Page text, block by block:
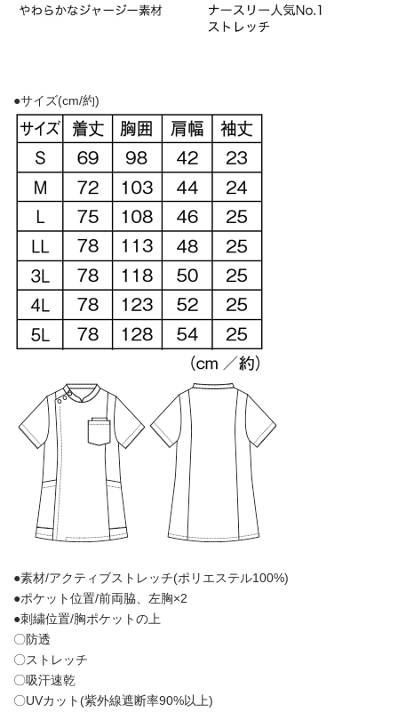
●サイズ(cm/約)
●素材/アクティブストレッチ(ポリエステル100%)
●ポケット位置/前両脇、左胸×2
●刺繍位置/胸ポケットの上
〇防透
〇ストレッチ
〇吸汗速乾
〇UVカット(紫外線遮断率90%以上)